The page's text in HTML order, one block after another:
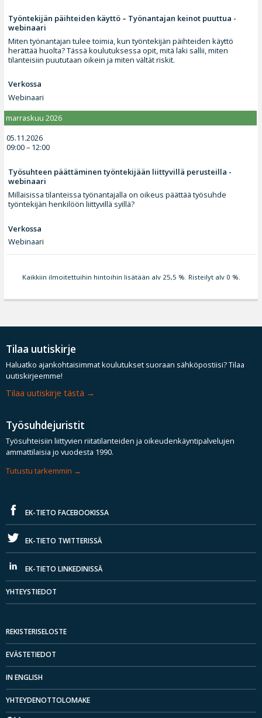
Työntekijän päihteiden käyttö – Työnantajan keinot puuttua -
webinaari
Miten työnantajan tulee toimia, kun työntekijän päihteiden käyttö
herättää huolta? Tässä koulutuksessa opit, mitä laki sallii, miten
tilanteisiin puututaan oikein ja miten vältät riskit.
Verkossa
Webinaari
marraskuu 2026
05.11.2026
09:00 – 12:00
Työsuhteen päättäminen työntekijään liittyvillä perusteilla -
webinaari
Millaisissa tilanteissa työnantajalla on oikeus päättää työsuhde
työntekijän henkilöön liittyvillä syillä?
Verkossa
Webinaari
Kaikkiin ilmoitettuihin hintoihin lisätään alv 25,5 %. Risteilyt alv 0 %.
Tilaa uutiskirje
Haluatko ajankohtaisimmat koulutukset suoraan sähköpostiisi? Tilaa
uutiskirjeemme!
Tilaa uutiskirje tästä
Työsuhdejuristit
Työsuhteisiin liittyvien riitatilanteiden ja oikeudenkäyntipalvelujen
ammattilaisia jo vuodesta 1990.
Tutustu tarkemmin
EK-TIETO FACEBOOKISSA
EK-TIETO TWITTERISSÄ
EK-TIETO LINKEDINISSÄ
YHTEYSTIEDOT
REKISTERISELOSTE
EVÄSTETIEDOT
IN ENGLISH
YHTEYDENOTTOLOMAKE